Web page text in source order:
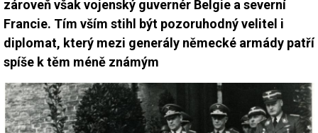
zároveň však vojenský guvernér Belgie a severní
Francie. Tím vším stihl být pozoruhodný velitel i
diplomat, který mezi generály německé armády patří
spíše k těm méně známým